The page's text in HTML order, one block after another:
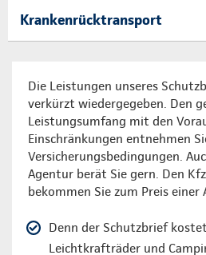
Krankenrücktransport
Die Leistungen unseres
verkürzt wiedergegeben. Den
Leistungsumfang mit den
Einschränkungen entnehmen
Versicherungsbedingungen.
Agentur berät Sie gern. Den
bekommen Sie zum Preis einer
Denn der Schutzbrief
Leichtkrafträder und